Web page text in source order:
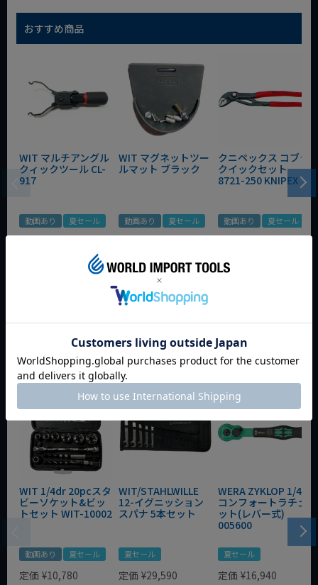
おすすめ商品
WIT マルチアングル
クィックツール CL-
917
動画あり 夏セール
WIT マグネットツー
ルマット ブラック
動画あり 夏セール
¥3,465 税込
カートに入れる
クニペックス コブラ
クイックセット
8721-250 KNIPEX
動画あり 夏セール
¥ 6,545
今週のおすすめアイテム
WIT 1/4dr 20pcスタ
ビーソケット&ビッ
トセット WIT-10002
動画あり 夏セール
定価 ¥10,780
WIT/STAHLWILLE
12-イグニッション
スパナ 5本セット
夏セール
定価 ¥29,590
WERA ZYKLOP 1/4"
コンフォートラチェ
ット(レバー式)
005600
夏セール
定価 ¥16,940